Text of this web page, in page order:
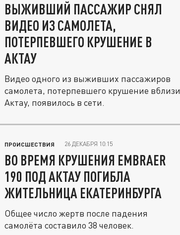
ВЫЖИВШИЙ ПАССАЖИР СНЯЛ
ВИДЕО ИЗ САМОЛЕТА,
ПОТЕРПЕВШЕГО КРУШЕНИЕ В
АКТАУ
Видео одного из выживших пассажиров
самолета, потерпевшего крушение вблизи
Актау, появилось в сети.
ПРОИСШЕСТВИЯ 26 ДЕКАБРЯ 10:15
ВО ВРЕМЯ КРУШЕНИЯ EMBRAER
190 ПОД АКТАУ ПОГИБЛА
ЖИТЕЛЬНИЦА ЕКАТЕРИНБУРГА
Общее число жертв после падения
самолёта составило 38 человек.